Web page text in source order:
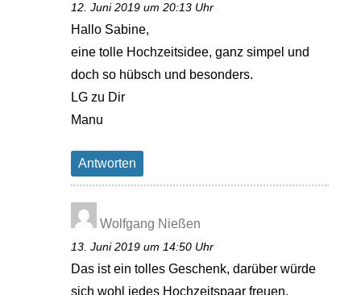
12. Juni 2019 um 20:13 Uhr
Hallo Sabine,
eine tolle Hochzeitsidee, ganz simpel und
doch so hübsch und besonders.
LG zu Dir
Manu
Antworten
Wolfgang Nießen
13. Juni 2019 um 14:50 Uhr
Das ist ein tolles Geschenk, darüber würde
sich wohl jedes Hochzeitspaar freuen.